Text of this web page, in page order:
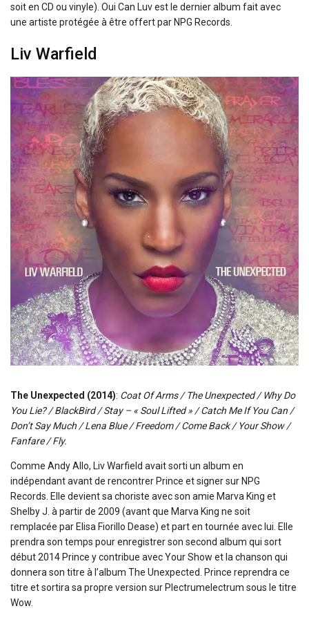
soit en CD ou vinyle). Oui Can Luv est le dernier album fait avec
une artiste protégée à être offert par NPG Records.
Liv Warfield
The Unexpected (2014): Coat Of Arms / The Unexpected / Why Do
You Lie? / BlackBird / Stay – « Soul Lifted » / Catch Me If You Can /
Don’t Say Much / Lena Blue / Freedom / Come Back / Your Show /
Fanfare / Fly.
Comme Andy Allo, Liv Warfield avait sorti un album en
indépendant avant de rencontrer Prince et signer sur NPG
Records. Elle devient sa choriste avec son amie Marva King et
Shelby J. à partir de 2009 (avant que Marva King ne soit
remplacée par Elisa Fiorillo Dease) et part en tournée avec lui. Elle
prendra son temps pour enregistrer son second album qui sort
début 2014 Prince y contribue avec Your Show et la chanson qui
donnera son titre à l’album The Unexpected. Prince reprendra ce
titre et sortira sa propre version sur Plectrumelectrum sous le titre
Wow.